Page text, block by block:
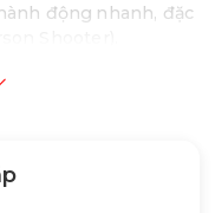
động nhanh, đặc
sống động và góc
(GTG):
giảm thiểu hiện